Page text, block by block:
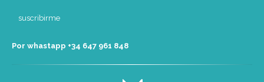
Por whastapp +34 ‭647 961 848‬